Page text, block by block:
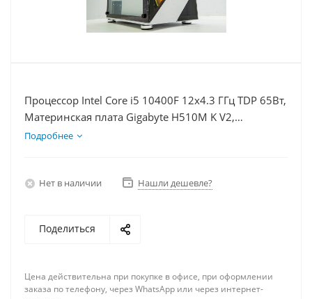
Процессор Intel Core i5 10400F 12x4.3 ГГц TDP 65Вт,
Материнская плата Gigabyte H510M K V2,
Видеокарта RTX 3060Ti 8Гб, Память DDR4 8Gb,
Подробнее
Нет в наличии Нашли дешевле?
Поделиться
Цена действительна при покупке в офисе, при оформлении
заказа по телефону, через WhatsApp или через интернет-